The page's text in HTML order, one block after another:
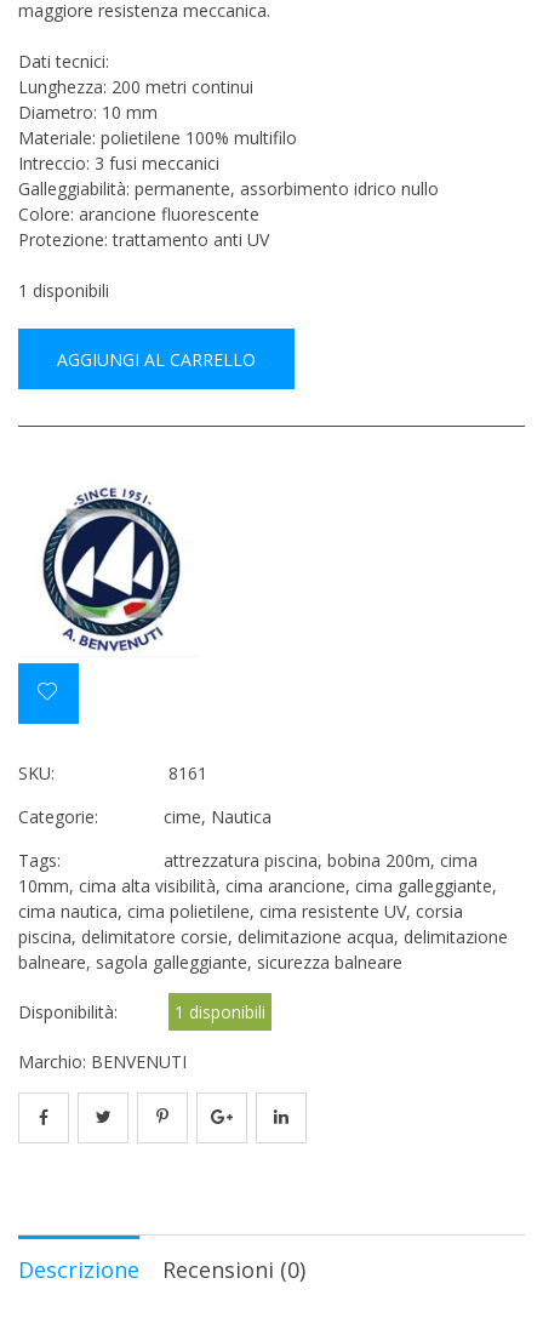
maggiore resistenza meccanica.
Dati tecnici:
Lunghezza: 200 metri continui
Diametro: 10 mm
Materiale: polietilene 100% multifilo
Intreccio: 3 fusi meccanici
Galleggiabilità: permanente, assorbimento idrico nullo
Colore: arancione fluorescente
Protezione: trattamento anti UV
1 disponibili
AGGIUNGI AL CARRELLO
SKU:
8161
Categorie:
cime, Nautica
Tags:
attrezzatura piscina, bobina 200m, cima
10mm, cima alta visibilità, cima arancione, cima galleggiante,
cima nautica, cima polietilene, cima resistente UV, corsia
piscina, delimitatore corsie, delimitazione acqua, delimitazione
balneare, sagola galleggiante, sicurezza balneare
Disponibilità: 1 disponibili
Marchio: BENVENUTI
Descrizione Recensioni (0)